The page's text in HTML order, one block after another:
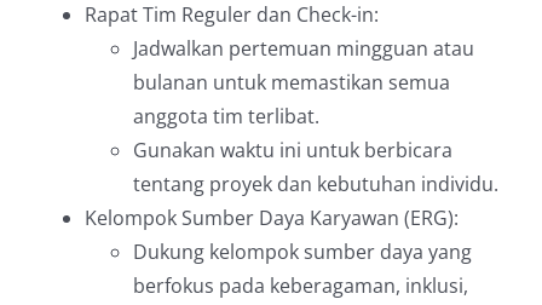
Rapat Tim Reguler dan Check-in:
Jadwalkan pertemuan mingguan atau
bulanan untuk memastikan semua
anggota tim terlibat.
Gunakan waktu ini untuk berbicara
tentang proyek dan kebutuhan individu.
Kelompok Sumber Daya Karyawan (ERG):
Dukung kelompok sumber daya yang
berfokus pada keberagaman, inklusi,